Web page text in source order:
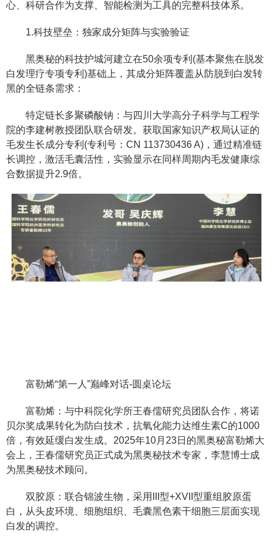
心、科研合作为支撑、智能检测为工具的完整科技体系。
1.科技壁垒：独家成分矩阵与实验验证
黑奥秘的科技护城河建立在50余项专利(基本聚焦在脱发
白发理疗专项专利)基础上，其成分矩阵覆盖从防脱到白发转
黑的全链条需求：
特定链长多聚磷酸钠：与四川大学高分子科学与工程学
院的李建树教授团队联合研发。获取国家知识产权局认证的
毛发生长成分专利(专利号：CN 113730436 A)，通过精准链
长调控，激活毛囊活性，实验显示在同样周期内毛发健康综
合数据提升2.9倍。
富勒烯“第一人”巅峰对话-圆桌论坛
富勒烯：与中科院化学所王春儒研究员团队合作，将诺
贝尔奖成果转化为防白技术，抗氧化能力达维生素C的1000
倍，有效延缓白发生成。2025年10月23日的黑奥秘富勒烯大
会上，王春儒研究员正式成为黑奥秘技术专家，李慧博士成
为黑奥秘技术顾问。
双胶原：联合锦波生物，采用III型+XVII型重组胶原蛋
白，从头皮环境、细胞组织、毛囊黑色素干细胞三层面实现
白发的调控。